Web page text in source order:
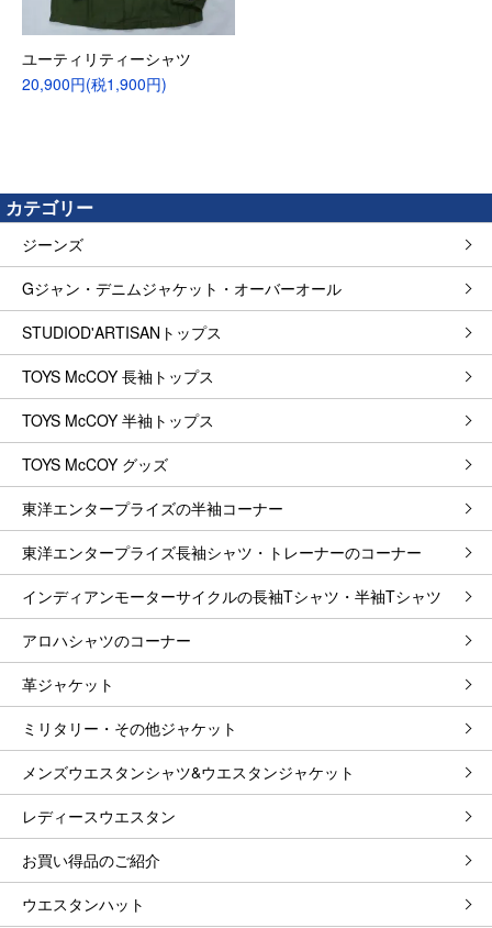
ユーティリティーシャツ
20,900円(税1,900円)
カテゴリー
ジーンズ
Gジャン・デニムジャケット・オーバーオール
STUDIOD'ARTISANトップス
TOYS McCOY 長袖トップス
TOYS McCOY 半袖トップス
TOYS McCOY グッズ
東洋エンタープライズの半袖コーナー
東洋エンタープライズ長袖シャツ・トレーナーのコーナー
インディアンモーターサイクルの長袖Tシャツ・半袖Tシャツ
アロハシャツのコーナー
革ジャケット
ミリタリー・その他ジャケット
メンズウエスタンシャツ&ウエスタンジャケット
レディースウエスタン
お買い得品のご紹介
ウエスタンハット